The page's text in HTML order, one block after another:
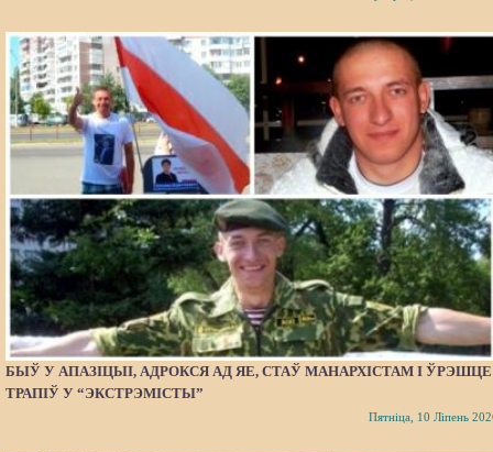
БЫЎ У АПАЗІЦЫІ, АДРОКСЯ АД ЯЕ, СТАЎ МАНАРХІСТАМ І ЎРЭШЦЕ
ТРАПІЎ У “ЭКСТРЭМІСТЫ”
Пятніца, 10 Ліпень